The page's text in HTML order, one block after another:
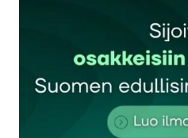
Sähköpostiosoitettasi ei
kentät on merkitty*